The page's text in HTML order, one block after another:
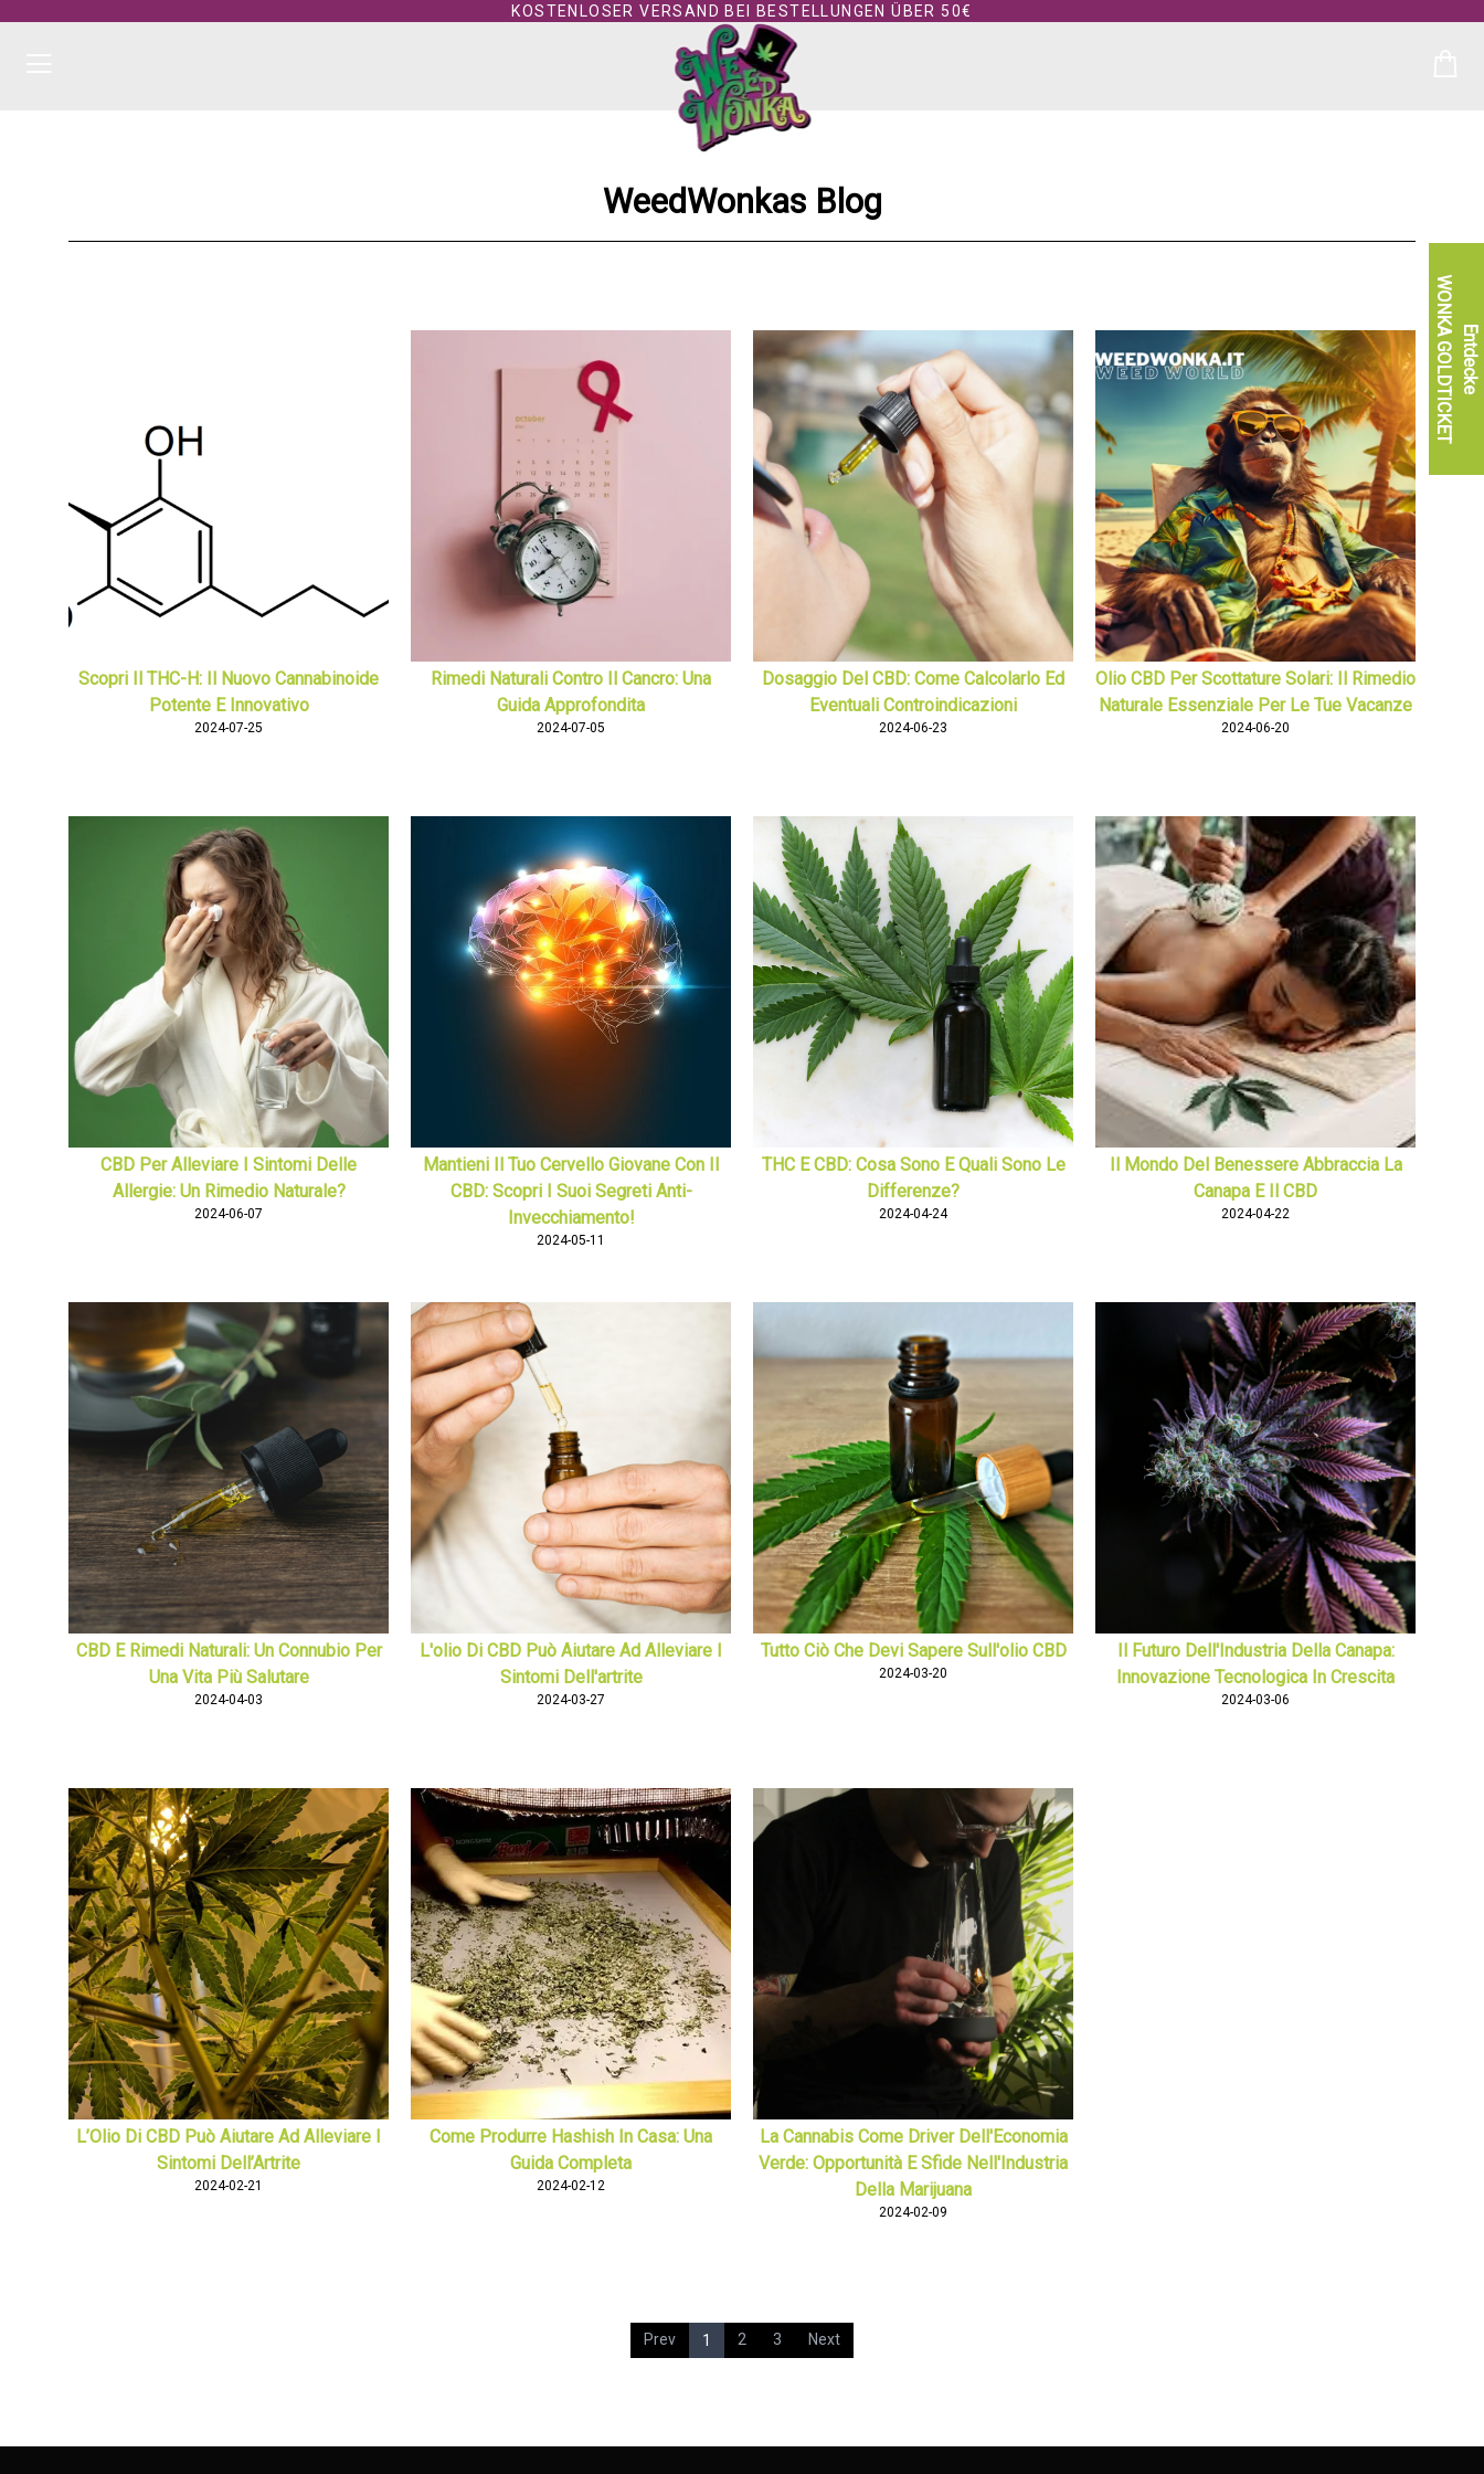
KOSTENLOSER VERSAND BEI BESTELLUNGEN ÜBER 50€
Entdecke
WONKA GOLDTICKET
WeedWonkas Blog
Scopri Il THC-H: Il Nuovo Cannabinoide
Potente E Innovativo
2024-07-25
Rimedi Naturali Contro Il Cancro: Una
Guida Approfondita
2024-07-05
Dosaggio Del CBD: Come Calcolarlo Ed
Eventuali Controindicazioni
2024-06-23
Olio CBD Per Scottature Solari: Il Rimedio
Naturale Essenziale Per Le Tue Vacanze
2024-06-20
CBD Per Alleviare I Sintomi Delle
Allergie: Un Rimedio Naturale?
2024-06-07
Mantieni Il Tuo Cervello Giovane Con Il
CBD: Scopri I Suoi Segreti Anti-
Invecchiamento!
2024-05-11
THC E CBD: Cosa Sono E Quali Sono Le
Differenze?
2024-04-24
Il Mondo Del Benessere Abbraccia La
Canapa E Il CBD
2024-04-22
CBD E Rimedi Naturali: Un Connubio Per
Una Vita Più Salutare
2024-04-03
L'olio Di CBD Può Aiutare Ad Alleviare I
Sintomi Dell'artrite
2024-03-27
Tutto Ciò Che Devi Sapere Sull'olio CBD
2024-03-20
Il Futuro Dell'Industria Della Canapa:
Innovazione Tecnologica In Crescita
2024-03-06
L’Olio Di CBD Può Aiutare Ad Alleviare I
Sintomi Dell’Artrite
2024-02-21
Come Produrre Hashish In Casa: Una
Guida Completa
2024-02-12
La Cannabis Come Driver Dell'Economia
Verde: Opportunità E Sfide Nell'Industria
Della Marijuana
2024-02-09
Prev 1 2 3 Next